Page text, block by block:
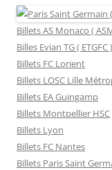
Billets AS Monaco (
Billes Evian TG ( ETGFC )
Billets FC Lorient
Billets LOSC Lille
Billets EA Guingamp
Billets Montpellier HSC
Billets Lyon
Billets FC Nantes
Billets Paris Saint